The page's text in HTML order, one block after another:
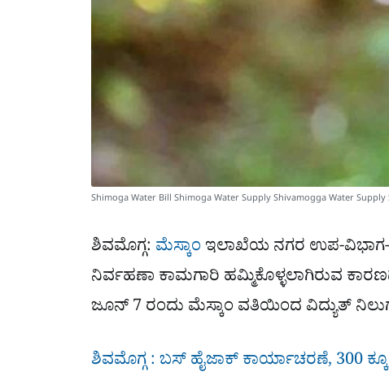
Shimoga Water Bill Shimoga Water Supply Shivamogga Water
ಶಿವಮೊಗ್ಗ: ಮೆಸ್ಕಾಂ ಇಲಾಖೆಯ ನಗರ ಉಪ-ವಿಭಾಗ-2
ನಿರ್ವಹಣಾ ಕಾಮಗಾರಿ ಹಮ್ಮಿಕೊಳ್ಳಲಾಗಿರುವ
ಜೂನ್ 7 ರಂದು ಮೆಸ್ಕಾಂ ವತಿಯಿಂದ ವಿದ್ಯುತ್
ಶಿವಮೊಗ್ಗ : ಬಸ್​ ಹೈಜಾಕ್​ ಕಾರ್ಯಾಚರಣೆ, 300 ಕ್ಕೂ